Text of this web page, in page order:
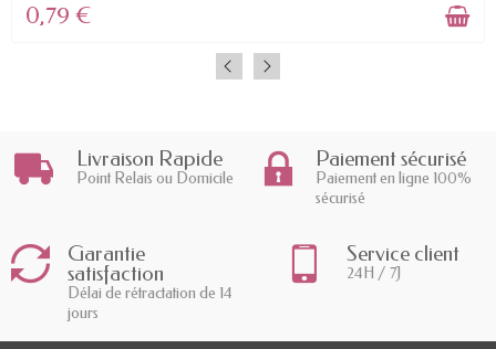
0,79 €
Livraison Rapide
Point Relais ou Domicile
Paiement sécurisé
Paiement en ligne 100%
sécurisé
Garantie
satisfaction
Délai de rétractation de 14
jours
Service client
24H / 7J